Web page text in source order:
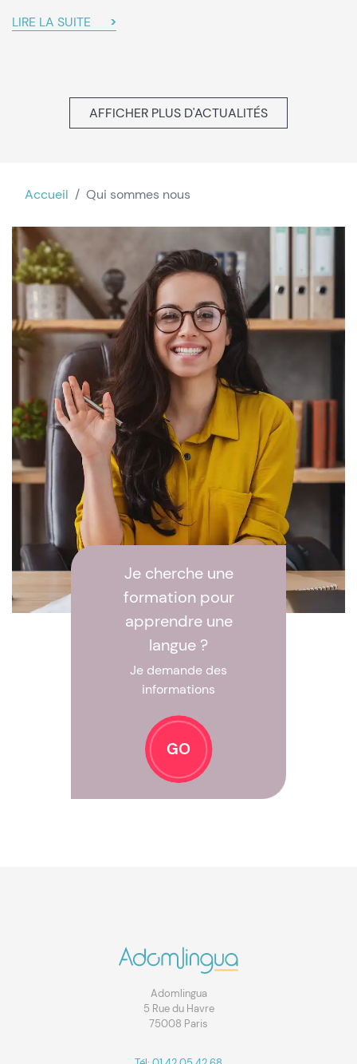
LIRE LA SUITE
AFFICHER PLUS D'ACTUALITÉS
Accueil Qui sommes nous
Je cherche une
formation pour
apprendre une
langue ?
Je demande des
informations
GO
Adomlingua
5 Rue du Havre
75008 Paris